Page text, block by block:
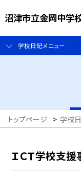
沼津市立金岡中学
学校日記メニュー
トップページ > 学校
ＩＣＴ学校支援